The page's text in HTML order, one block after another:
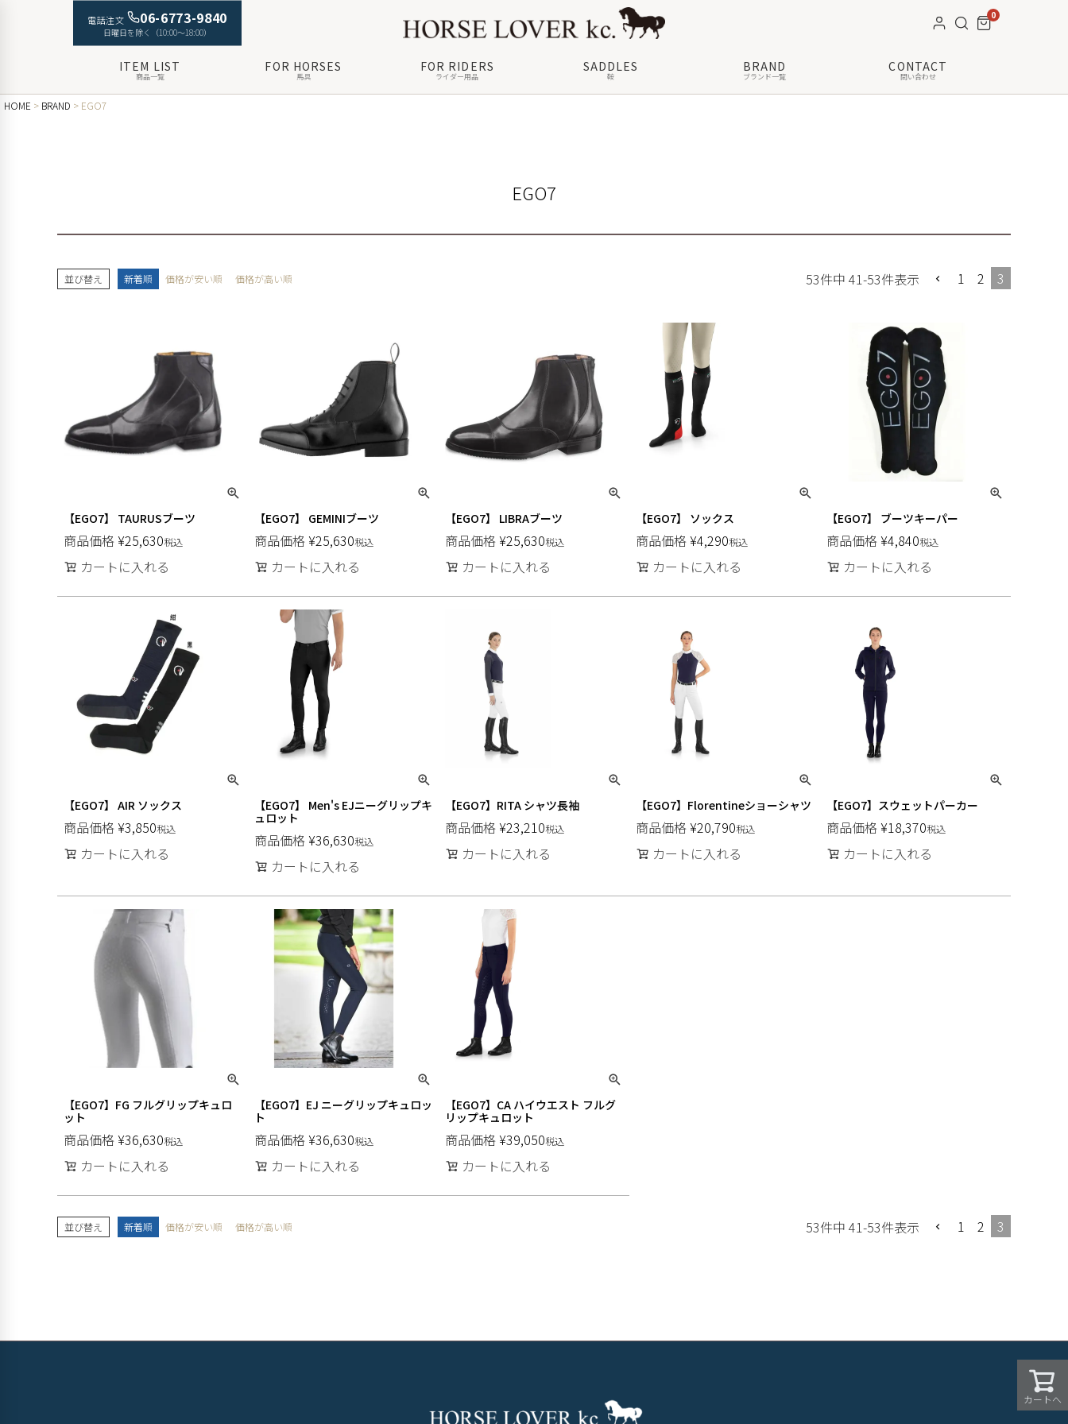
電話注文 06-6773-9840
日曜日を除く（10:00〜18:00）
0
ITEM LIST
商品一覧
FOR HORSES
馬具
FOR RIDERS
ライダー用品
SADDLES
鞍
BRAND
ブランド一覧
CONTACT
問い合わせ
HOME BRAND EGO7
EGO7
並び替え 新着順 価格が安い順 価格が高い順 53件中 41-53件表示 1 2 3
【EGO7】 TAURUSブーツ
商品価格 ¥25,630税込
カートに入れる
【EGO7】 GEMINIブーツ
商品価格 ¥25,630税込
カートに入れる
【EGO7】 LIBRAブーツ
商品価格 ¥25,630税込
カートに入れる
【EGO7】 ソックス
商品価格 ¥4,290税込
カートに入れる
【EGO7】 ブーツキーパー
商品価格 ¥4,840税込
カートに入れる
【EGO7】 AIR ソックス
商品価格 ¥3,850税込
カートに入れる
【EGO7】 Men's EJニーグリップキ
ュロット
商品価格 ¥36,630税込
カートに入れる
【EGO7】RITA シャツ長袖
商品価格 ¥23,210税込
カートに入れる
【EGO7】Florentineショーシャツ
商品価格 ¥20,790税込
カートに入れる
【EGO7】スウェットパーカー
商品価格 ¥18,370税込
カートに入れる
【EGO7】FG フルグリップキュロ
ット
商品価格 ¥36,630税込
カートに入れる
【EGO7】EJ ニーグリップキュロッ
ト
商品価格 ¥36,630税込
カートに入れる
【EGO7】CA ハイウエスト フルグ
リップキュロット
商品価格 ¥39,050税込
カートに入れる
並び替え 新着順 価格が安い順 価格が高い順 53件中 41-53件表示 1 2 3
カートへ